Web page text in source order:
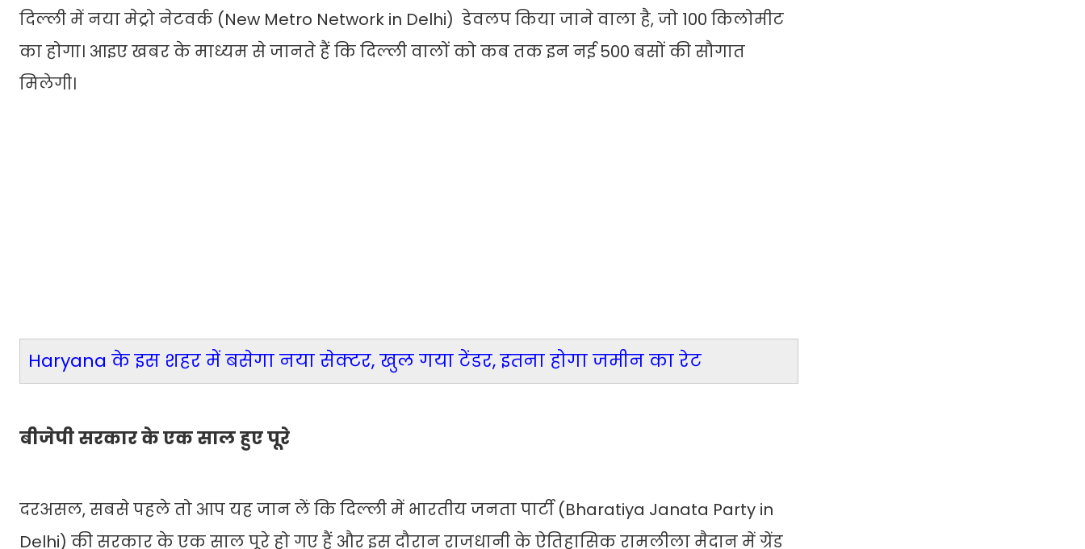
दिल्ली में नया मेट्रो नेटवर्क (New Metro Network in Delhi) डेवलप किया जाने वाला है, जो 100 किलोमीट
का होगा। आइए खबर के माध्यम से जानते हैं कि दिल्ली वालों को कब तक इन नई 500 बसों की सौगात
मिलेगी।
Haryana के इस शहर में बसेगा नया सेक्टर, खुल गया टेंडर, इतना होगा जमीन का रेट
बीजेपी सरकार के एक साल हुए पूरे
दरअसल, सबसे पहले तो आप यह जान लें कि दिल्ली में भारतीय जनता पार्टी (Bharatiya Janata Party in
Delhi) की सरकार के एक साल पूरे हो गए हैं और इस दौरान राजधानी के ऐतिहासिक रामलीला मैदान में ग्रेंड